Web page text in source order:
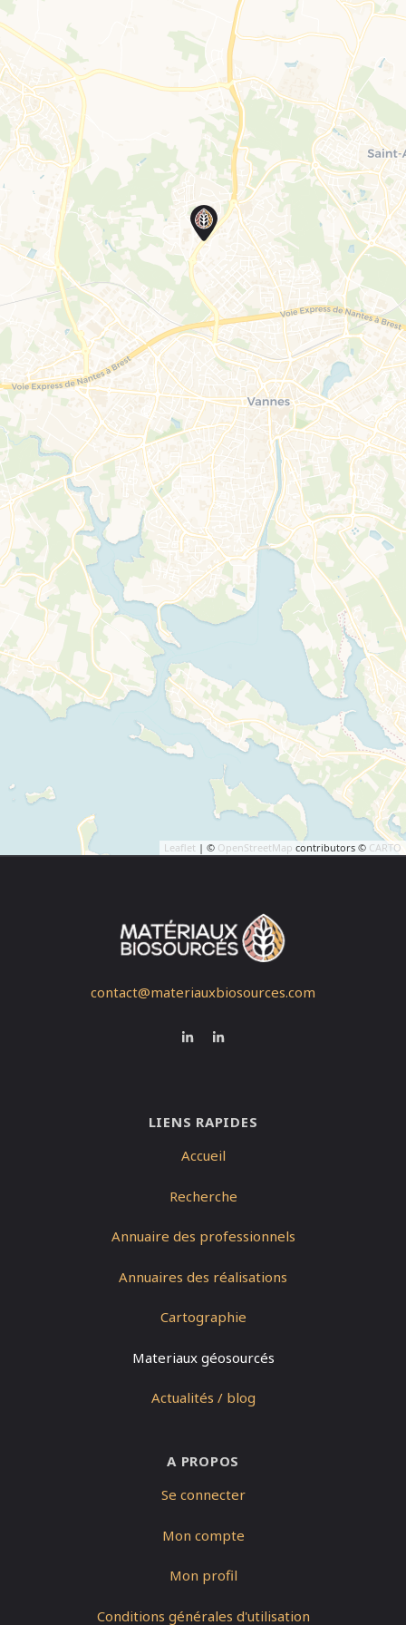
Leaflet | © OpenStreetMap contributors © CARTO
contact@materiauxbiosources.com
LIENS RAPIDES
Accueil
Recherche
Annuaire des professionnels
Annuaires des réalisations
Cartographie
Materiaux géosourcés
Actualités / blog
A PROPOS
Se connecter
Mon compte
Mon profil
Conditions générales d'utilisation